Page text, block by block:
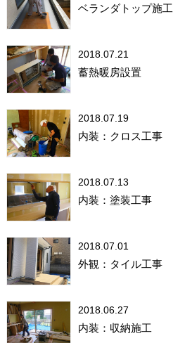
ベランダトップ施工
2018.07.21
蓄熱暖房設置
2018.07.19
内装：クロス工事
2018.07.13
内装：塗装工事
2018.07.01
外観：タイル工事
2018.06.27
内装：収納施工